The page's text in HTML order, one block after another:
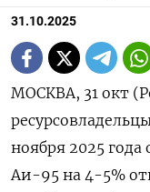
31.10.2025
МОСКВА, 31 окт
ноября 2025
Аи-95 на 4-5%